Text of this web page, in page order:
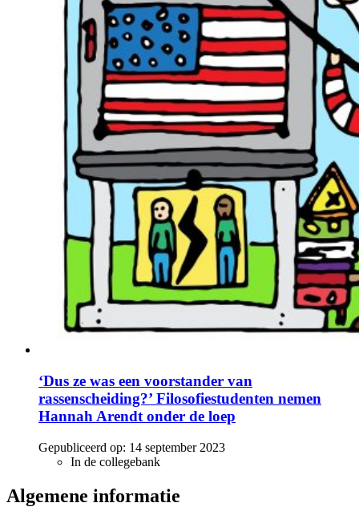
‘Dus ze was een voorstander van
rassenscheiding?’ Filosofiestudenten nemen
Hannah Arendt onder de loep
Gepubliceerd op: 14 september 2023
In de collegebank
Algemene informatie